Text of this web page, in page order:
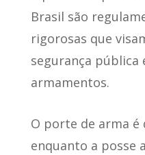
Brasil são
rigorosas que
segurança pública
armamentos.
O porte de arma é
enquanto a posse